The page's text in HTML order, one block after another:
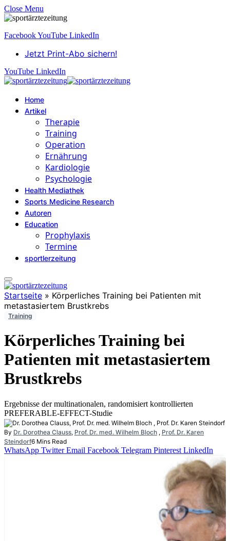
Close Menu
FacebookYouTube LinkedIn
Jetzt Print-Abo sichern!
YouTube LinkedIn
Home
Artikel
Therapie
Training
Operation
Ernährung
Kardiologie
Psychologie
Health Mediathek
Sports Medicine Research
Autoren
Education
Prophylaxis
Termine
sportlerzeitung
Startseite » Körperliches Training bei Patienten mit
metastasiertem Brustkrebs
Training
Körperliches Training bei
Patienten mit metastasiertem
Brustkrebs
Ergebnisse der multinationalen, randomisiert kontrollierten
PREFERABLE-EFFECT-Studie
By Dr. Dorothea Clauss, Prof. Dr. med. Wilhelm Bloch , Prof. Dr. Karen
Steindorf6 Mins Read
WhatsApp Twitter Email Facebook Telegram Pinterest LinkedIn